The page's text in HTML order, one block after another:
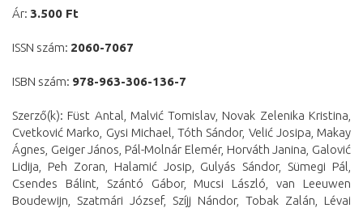
Ár: 3.500 Ft
ISSN szám: 2060-7067
ISBN szám: 978-963-306-136-7
Szerző(k): Füst Antal, Malvić Tomislav, Novak Zelenika Kristina,
Cvetković Marko, Gysi Michael, Tóth Sándor, Velić Josipa, Makay
Ágnes, Geiger János, Pál-Molnár Elemér, Horváth Janina, Galović
Lidija, Peh Zoran, Halamić Josip, Gulyás Sándor, Sümegi Pál,
Csendes Bálint, Szántó Gábor, Mucsi László, van Leeuwen
Boudewijn, Szatmári József, Szíjj Nándor, Tobak Zalán, Lévai